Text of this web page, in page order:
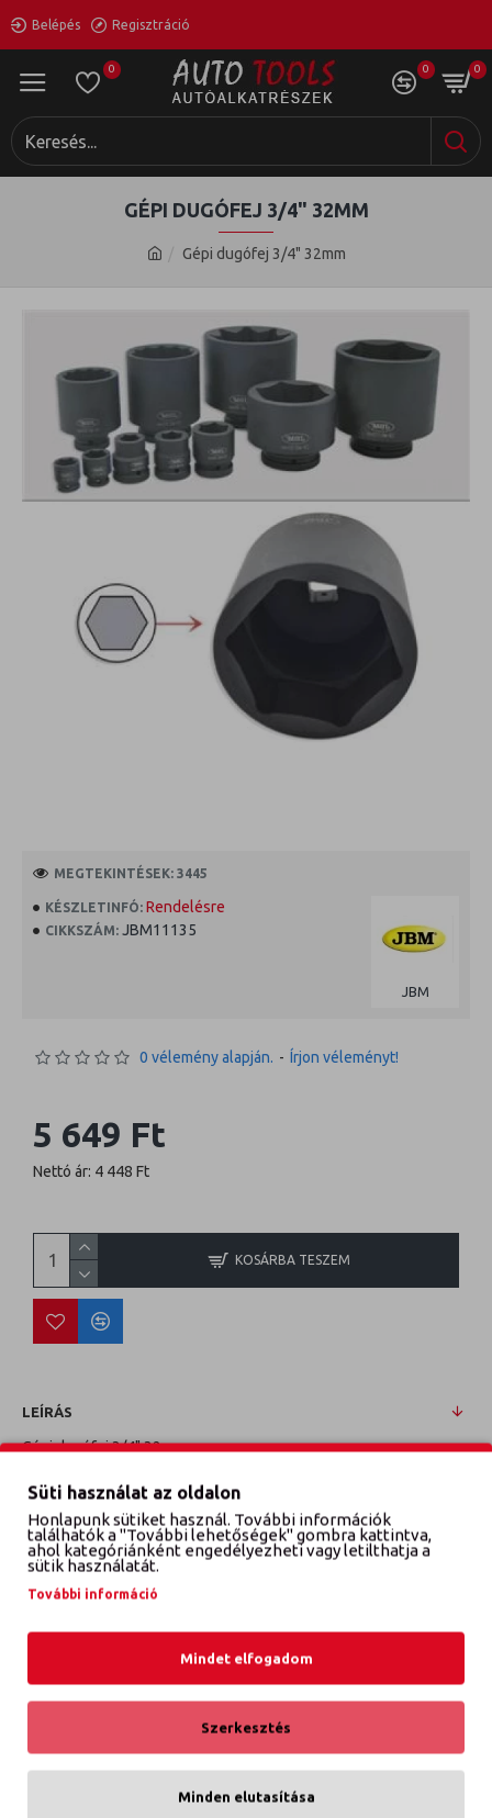
Belépés Regisztráció
0 0 0
Gépi dugófej 3/4" 32mm
GÉPI DUGÓFEJ 3/4" 32MM
KÉSZLETINFÓ: Rendelésre
CIKKSZÁM: JBM11135
JBM
MEGTEKINTÉSEK: 3445
0 vélemény alapján. - Írjon véleményt!
5 649 Ft
Nettó ár: 4 448 Ft
KOSÁRBA TESZEM
LEÍRÁS
Gépi dugófej 3/4" 32mm
VÉLEMÉNYEK
Süti használat az oldalon
Honlapunk sütiket használ. További információk
találhatók a "További lehetőségek" gombra kattintva,
ahol kategóriánként engedélyezheti vagy letilthatja a
sütik használatát.
További információ
Mindet elfogadom
Szerkesztés
Minden elutasítása